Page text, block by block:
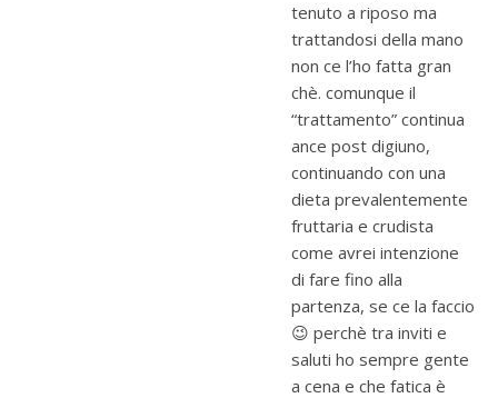
tenuto a riposo ma
trattandosi della mano
non ce l’ho fatta gran
chè. comunque il
“trattamento” continua
ance post digiuno,
continuando con una
dieta prevalentemente
fruttaria e crudista
come avrei intenzione
di fare fino alla
partenza, se ce la faccio
😉 perchè tra inviti e
saluti ho sempre gente
a cena e che fatica è